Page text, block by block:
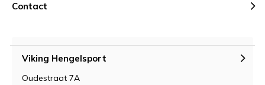
Contact
Viking Hengelsport
Oudestraat 7A